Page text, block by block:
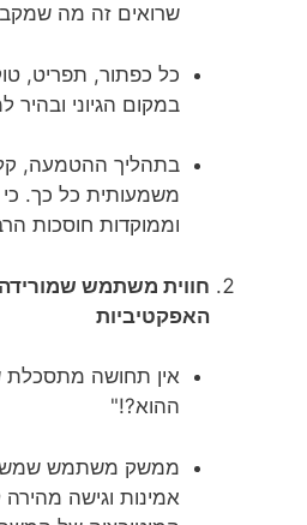
שרואים זה מה
כל כפתור, תפריט,
במקום הגיוני
בתהליך ההטמעה,
משמעותית כל כך.
וממוקדות חוסכות
חווית משתמש
האפקטיביות
אין תחושה מתסכלת
ההוא?!"
ממשק משתמש
אמינות וגישה